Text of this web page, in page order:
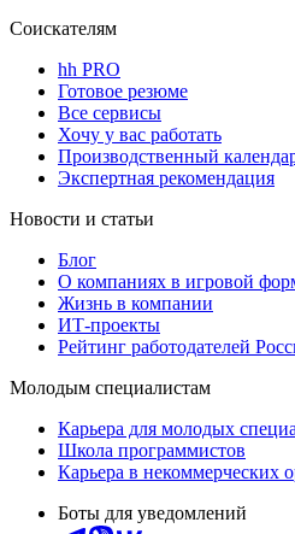
Соискателям
hh PRO
Готовое резюме
Все сервисы
Хочу у вас работать
Производственный
Экспертная рекомендация
Новости и статьи
Блог
О компаниях в игровой
Жизнь в компании
ИТ-проекты
Рейтинг работодателей
Молодым специалистам
Карьера для молодых
Школа программистов
Карьера в некоммерческих
Боты для уведомлений